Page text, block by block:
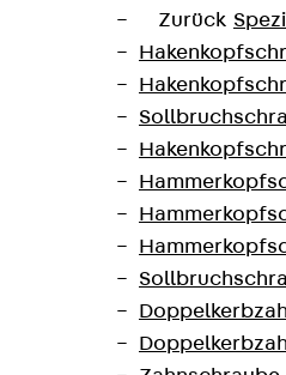
Zurück
bis Zukunft.